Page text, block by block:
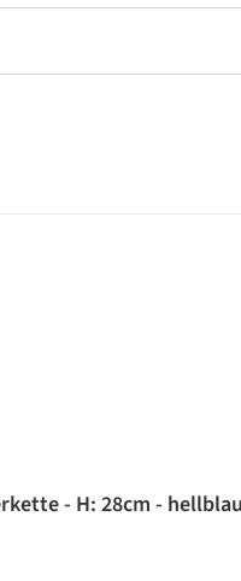
- H: 28cm - hellblau